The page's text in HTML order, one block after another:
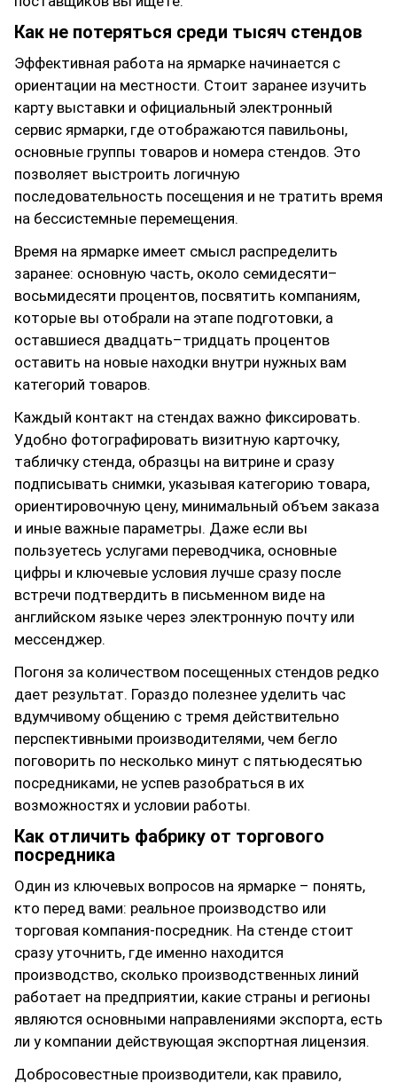
Как не потеряться среди тысяч стендов
Эффективная работа на ярмарке начинается с
ориентации на местности. Стоит заранее изучить
карту выставки и официальный электронный
сервис ярмарки, где отображаются павильоны,
основные группы товаров и номера стендов. Это
позволяет выстроить логичную
последовательность посещения и не тратить время
на бессистемные перемещения.
Время на ярмарке имеет смысл распределить
заранее: основную часть, около семидесяти–
восьмидесяти процентов, посвятить компаниям,
которые вы отобрали на этапе подготовки, а
оставшиеся двадцать–тридцать процентов
оставить на новые находки внутри нужных вам
категорий товаров.
Каждый контакт на стендах важно фиксировать.
Удобно фотографировать визитную карточку,
табличку стенда, образцы на витрине и сразу
подписывать снимки, указывая категорию товара,
ориентировочную цену, минимальный объем заказа
и иные важные параметры. Даже если вы
пользуетесь услугами переводчика, основные
цифры и ключевые условия лучше сразу после
встречи подтвердить в письменном виде на
английском языке через электронную почту или
мессенджер.
Погоня за количеством посещенных стендов редко
дает результат. Гораздо полезнее уделить час
вдумчивому общению с тремя действительно
перспективными производителями, чем бегло
поговорить по несколько минут с пятьюдесятью
посредниками, не успев разобраться в их
возможностях и условии работы.
Как отличить фабрику от торгового
посредника
Один из ключевых вопросов на ярмарке – понять,
кто перед вами: реальное производство или
торговая компания‑посредник. На стенде стоит
сразу уточнить, где именно находится
производство, сколько производственных линий
работает на предприятии, какие страны и регионы
являются основными направлениями экспорта, есть
ли у компании действующая экспортная лицензия.
Добросовестные производители, как правило,